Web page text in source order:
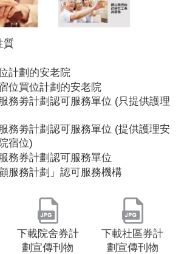
質
計劃的安老院
位買位計劃的安老院
務劵計劃認可服務單位 (只提供護理
務劵計劃認可服務單位 (提供護理安
宿位)
務券計劃認可服務單位
服務計劃」認可服務機構
下載院舍券計
劃宣傳刊物
下載社區券計
劃宣傳刊物